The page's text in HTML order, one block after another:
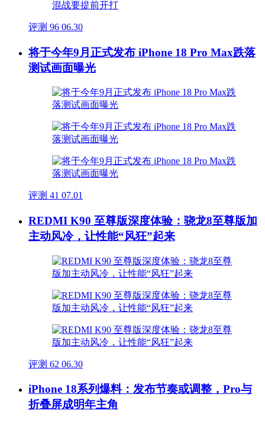
评测 96 06.30
将于今年9月正式发布 iPhone 18 Pro Max跌落
测试画面曝光
评测 41 07.01
REDMI K90 至尊版深度体验：骁龙8至尊版加
主动风冷，让性能“风狂”起来
评测 62 06.30
iPhone 18系列爆料：发布节奏或调整，Pro与
折叠屏成明年主角